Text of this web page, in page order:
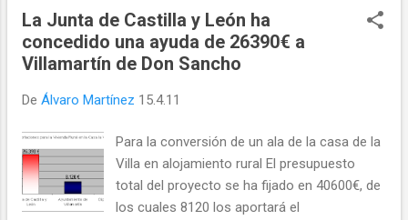
los candidatos son prácticamente los
mismos que en las pasadas elecciones del
27 de Mayo de 2007, aunque observamos la
Rodríguez y Felix Villafañe, ambos menores
cosechados en las últimas en las elecciones
del 27M: NOTA: Cualquiera de los partidos o
La Junta de Castilla y León ha
concedido una ayuda de 26390€ a
Villamartín de Don Sancho
De Álvaro Martínez 15.4.11
Para la conversión de un ala de la casa de la
Villa en alojamiento rural El presupuesto
total del proyecto se ha fijado en 40600€, de
los cuales 8120 los aportará el